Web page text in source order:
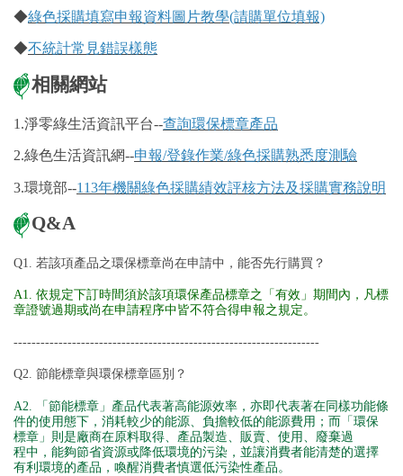
◆綠色採購填寫申報資料圖片教學(請購單位填報)
◆不統計常見錯誤樣態
相關網站
1.淨零綠生活資訊平台--查詢環保標章產品
2.綠色生活資訊網--申報/登錄作業/綠色採購熟悉度測驗
3.環境部--113年機關綠色採購績效評核方法及採購實務說明
Q&A
Q1. 若該項產品之環保標章尚在申請中，能否先行購買？
A1. 依規定下訂時間須於該項環保產品標章之「有效」期間內，凡標
章證號過期或尚在申請程序中皆不符合得申報之規定。
--------------------------------------------------------------------
Q2. 節能標章與環保標章區別？
A2. 「節能標章」產品代表著高能源效率，亦即代表著在同樣功能條
件的使用態下，消耗較少的能源、負擔較低的能源費用；而「環保
標章」則是廠商在原料取得、產品製造、販賣、使用、廢棄過
程中，能夠節省資源或降低環境的污染，並讓消費者能清楚的選擇
有利環境的產品，喚醒消費者慎選低污染性產品。